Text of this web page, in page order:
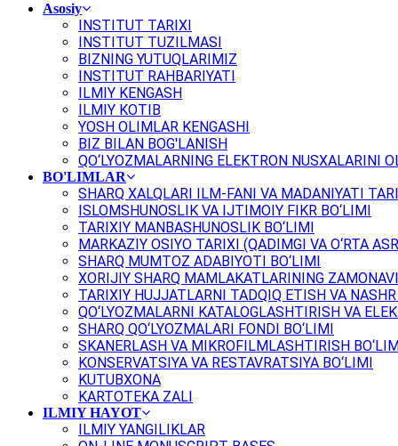
Asosiy
INSTITUT TARIXI
INSTITUT TUZILMASI
BIZNING YUTUQLARIMIZ
INSTITUT RAHBARIYATI
ILMIY KENGASH
ILMIY KOTIB
YOSH OLIMLAR KENGASHI
BIZ BILAN BOG'LANISH
QO‘LYOZMALARNING ELEKTRON NUSXALARINI
BO'LIMLAR
SHARQ XALQLARI ILM-FANI VA MADANIYATI
ISLOMSHUNOSLIK VA IJTIMOIY FIKR BO‘LIMI
TARIXIY MANBASHUNOSLIK BO‘LIMI
MARKAZIY OSIYO TARIXI (QADIMGI VA O‘RTA
SHARQ MUMTOZ ADABIYOTI BO‘LIMI
XORIJIY SHARQ MAMLAKATLARINING
TARIXIY HUJJATLARNI TADQIQ ETISH VA
QO‘LYOZMALARNI KATALOGLASHTIRISH VA
SHARQ QO‘LYOZMALARI FONDI BO‘LIMI
SKANERLASH VA MIKROFILMLASHTIRISH
KONSERVATSIYA VA RESTAVRATSIYA BO‘LIMI
KUTUBXONA
KARTOTEKA ZALI
ILMIY HAYOT
ILMIY YANGILIKLAR